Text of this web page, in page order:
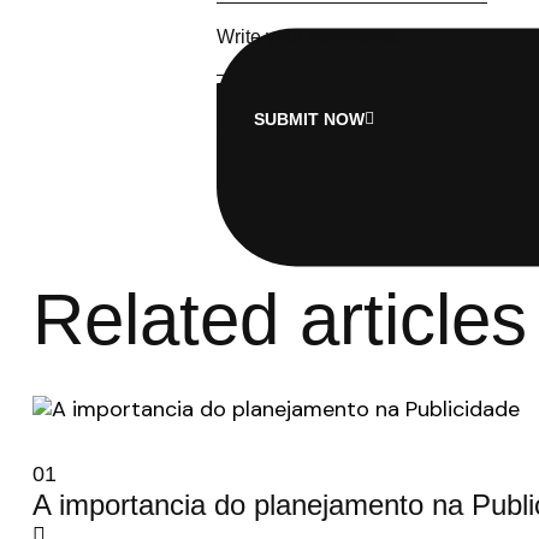
SUBMIT NOW
Related articles
01
A importancia do planejamento na